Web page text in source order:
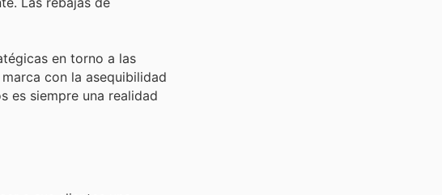
en torno a las
con la asequibilidad
es siempre una realidad